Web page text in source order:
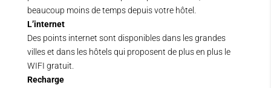
beaucoup moins de temps depuis votre hôtel.
L’internet
Des points internet sont disponibles dans les grandes
villes et dans les hôtels qui proposent de plus en plus le
WIFI gratuit.
Recharge